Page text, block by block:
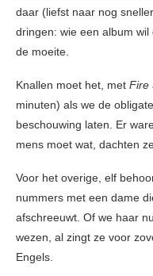
daar (liefst naar nog
dringen: wie een album
de moeite.
Knallen moet het, met Fire
minuten) als we de
beschouwing laten. Er
mens moet wat, dachten
Voor het overige, elf
nummers met een dame
afschreeuwt. Of we haar
wezen, al zingt ze voor
Engels.